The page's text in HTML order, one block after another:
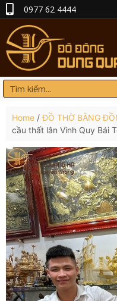
0977 62 4444
Home /ĐỒ THỜ BẰNG
cầu thất lân Vinh Quy Bái